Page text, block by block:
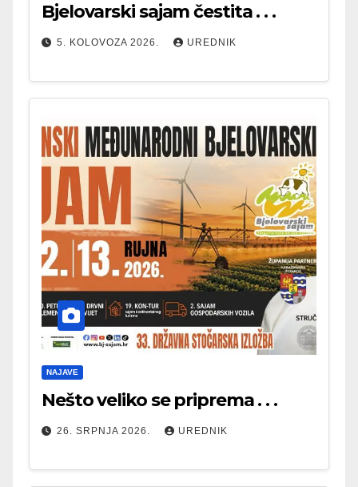
Bjelovarski sajam čestita . . .
5. KOLOVOZA 2026. UREDNIK
NAJAVE
Nešto veliko se priprema . . .
26. SRPNJA 2026. UREDNIK